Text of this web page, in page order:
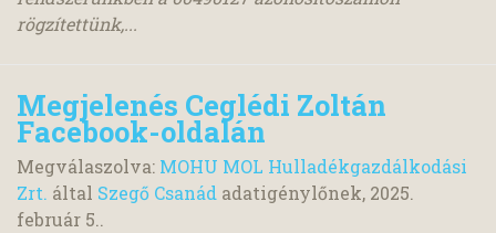
rögzítettünk,...
Megjelenés Ceglédi Zoltán
Facebook-oldalán
Megválaszolva: MOHU MOL Hulladékgazdálkodási
Zrt. által Szegő Csanád adatigénylőnek, 2025.
február 5..